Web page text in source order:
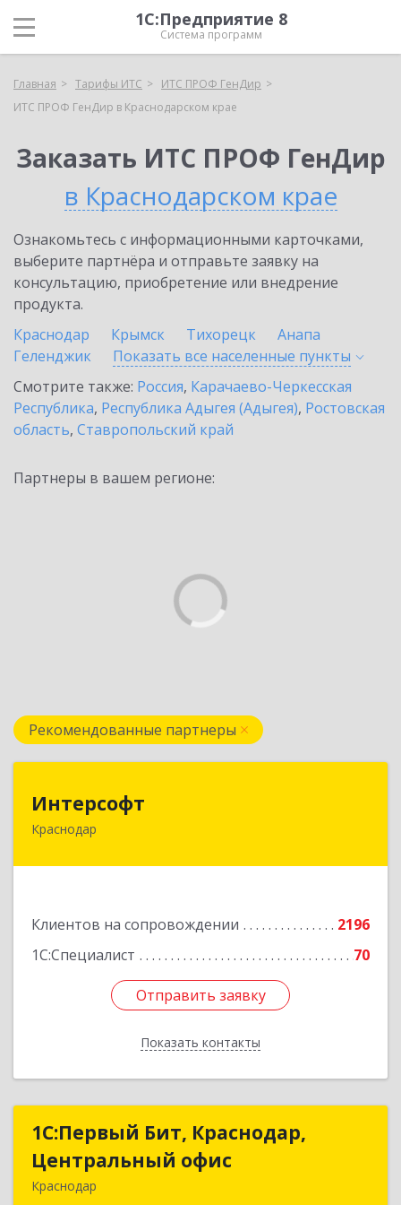
1С:Предприятие 8
Система программ
Главная Тарифы ИТС
ИТС ПРОФ ГенДир
ИТС ПРОФ ГенДир в Краснодарском крае
Заказать ИТС ПРОФ ГенДир
в Краснодарском крае
Ознакомьтесь с информационными карточками,
выберите партнёра и отправьте заявку на
консультацию, приобретение или внедрение
продукта.
Краснодар
Крымск Тихорецк
Анапа
Геленджик
Показать все населенные пункты
Смотрите также: Россия, Карачаево-Черкесская
Республика, Республика Адыгея (Адыгея), Ростовская
область, Ставропольский край
Партнеры в вашем регионе:
Рекомендованные партнеры
Интерсофт
Краснодар
Клиентов на сопровождении
2196
1С:Специалист
70
Отправить заявку
Показать контакты
350020, Краснодарский край, Краснодар г,
Отправить заявку
Назад
1С:Первый Бит, Краснодар,
Центральный офис
Краснодар
1С:Первый Бит, Краснодар,
Центральный офис